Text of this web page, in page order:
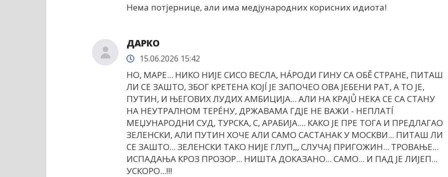
Нема потјернице, али има медјународних корисних идиота!
ДАРКО
15.06.2026 15:42
НО, МАРЕ... НИКО НИЈЕ СИСО ВЕСЛА, НÁРОДИ ГИНУ СА ОБĚ СТРАНЕ, ПИТАШ
ЛИ СЕ ЗАШТО, ЗБОГ КРЕТЕНА КОЈÍ ЈЕ ЗАПОЧЕО ОВА ЈЕБЕНИ РАТ, А ТО ЈЕ,
ПУТИН, И ЊЕГОВИХ ЛУДИХ АМБИЦИЈА... АЛИ НА КРАЈŮ НЕКА СЕ СА СТАНУ
НА НЕУТРАЛНОМ ТЕРÉНУ, ДРЖАВАМА ГДЈЕ НЕ ВАЖИ - НЕПЛАТÍ
МЕЏУНАРОДНИ СУД, ТУРСКА, С, АРАБИЈА.... КАКО ЈЕ ПРЕ ТОГА И ПРЕДЛАГАО
ЗЕЛЕНСКИ, АЛИ ПУТИН ХОЧЕ АЛИ САМО САСТАНАК У МОСКВИ... ПИТАШ ЛИ
СЕ ЗАШТО... ЗЕЛЕНСКИ ТАКО НИЈЕ ГЛУП,,, СЛУЧАЈ ПРИГОЖИН... ТРОВАЊЕ...
ИСПАДАЊА КРОЗ ПРОЗОР... НИШТА ДОКАЗАНО... САМО... И ПАД ЈЕ ЛИЈЕП...
УСКОРО...!!!